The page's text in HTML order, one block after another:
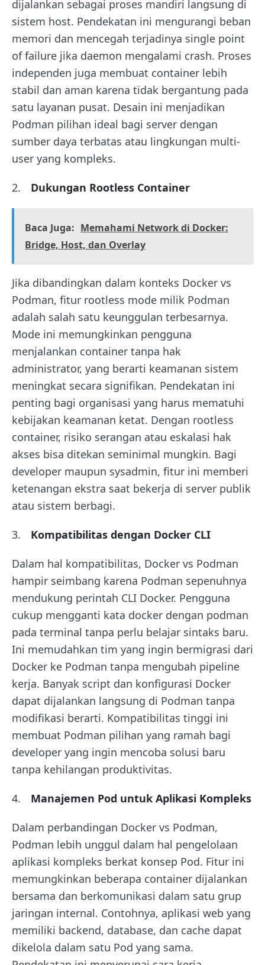
dijalankan sebagai proses mandiri langsung di
sistem host. Pendekatan ini mengurangi beban
memori dan mencegah terjadinya single point
of failure jika daemon mengalami crash. Proses
independen juga membuat container lebih
stabil dan aman karena tidak bergantung pada
satu layanan pusat. Desain ini menjadikan
Podman pilihan ideal bagi server dengan
sumber daya terbatas atau lingkungan multi-
user yang kompleks.
Dukungan Rootless Container
Baca Juga: Memahami Network di Docker:
Bridge, Host, dan Overlay
Jika dibandingkan dalam konteks Docker vs
Podman, fitur rootless mode milik Podman
adalah salah satu keunggulan terbesarnya.
Mode ini memungkinkan pengguna
menjalankan container tanpa hak
administrator, yang berarti keamanan sistem
meningkat secara signifikan. Pendekatan ini
penting bagi organisasi yang harus mematuhi
kebijakan keamanan ketat. Dengan rootless
container, risiko serangan atau eskalasi hak
akses bisa ditekan seminimal mungkin. Bagi
developer maupun sysadmin, fitur ini memberi
ketenangan ekstra saat bekerja di server publik
atau sistem berbagi.
Kompatibilitas dengan Docker CLI
Dalam hal kompatibilitas, Docker vs Podman
hampir seimbang karena Podman sepenuhnya
mendukung perintah CLI Docker. Pengguna
cukup mengganti kata docker dengan podman
pada terminal tanpa perlu belajar sintaks baru.
Ini memudahkan tim yang ingin bermigrasi dari
Docker ke Podman tanpa mengubah pipeline
kerja. Banyak script dan konfigurasi Docker
dapat dijalankan langsung di Podman tanpa
modifikasi berarti. Kompatibilitas tinggi ini
membuat Podman pilihan yang ramah bagi
developer yang ingin mencoba solusi baru
tanpa kehilangan produktivitas.
Manajemen Pod untuk Aplikasi Kompleks
Dalam perbandingan Docker vs Podman,
Podman lebih unggul dalam hal pengelolaan
aplikasi kompleks berkat konsep Pod. Fitur ini
memungkinkan beberapa container dijalankan
bersama dan berkomunikasi dalam satu grup
jaringan internal. Contohnya, aplikasi web yang
memiliki backend, database, dan cache dapat
dikelola dalam satu Pod yang sama.